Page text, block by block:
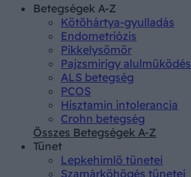
Betegségek A-Z
Kötőhártya-gyulladás
Endometriózis
Pikkelysömör
Pajzsmirigy alulműködés
ALS betegség
PCOS
Hisztamin intolerancia
Crohn betegség
Összes Betegségek A-Z
Tünet
Lepkehimlő tünetei
Szamárköhögés tünetei